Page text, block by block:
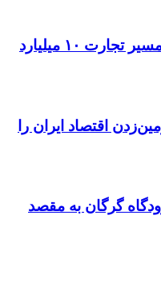
اتابک: ایران و پاکستان در مسیر تجارت ۱۰ میلیارد
اقتصاد ایران را
گرگان به مقصد